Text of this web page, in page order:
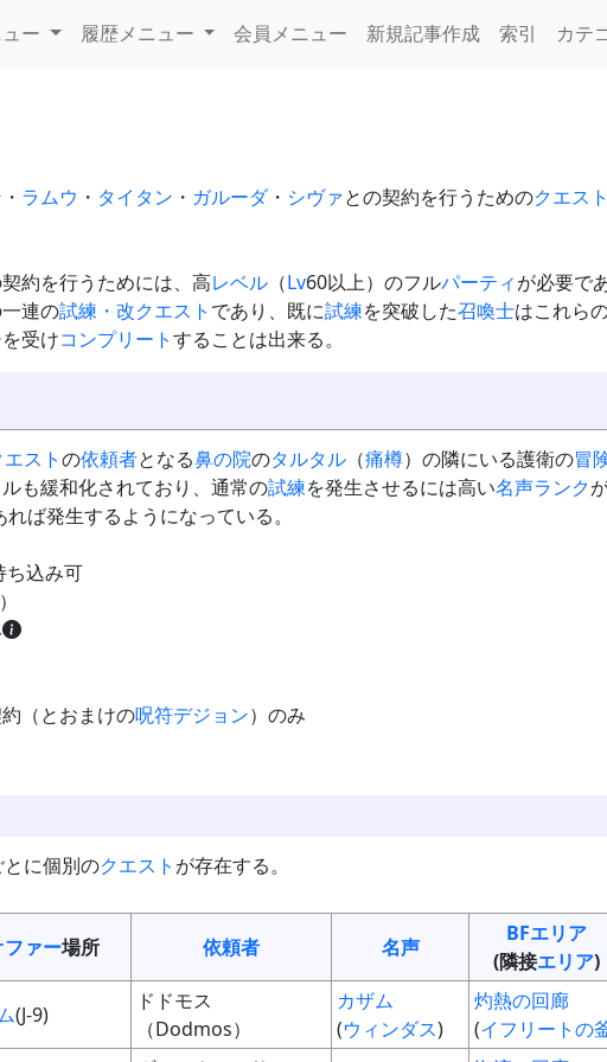
ー 履歴メニュー 会員メニュー 新規記事作成 索引
カテ
・ ラムウ ・ タイタン ・ ガルーダ・ シヴァとの契約を行うためのクエス
約を行うためには、高レベル （Lv60以上）のフルパーティが必要で
連の試練・改クエスト であり、既に試練を突破した召喚士はこれら
を受けコンプリートすることは出来る。
エストの依頼者となる鼻の院のタルタル （痛樽）の隣にいる護衛の冒
も緩和化されており、通常の試練を発生させるには高い名声ランク
ば発生するようになっている。
ち込み可
）
（とおまけの呪符デジョン）のみ
とに個別のクエスト が存在する。
ファー場所 依頼者 名声
BFエリア
(隣接エリア)
(J-9)
ドドモス
（Dodmos）
カザム
(ウィンダス)
灼熱の回廊
(イフリートの